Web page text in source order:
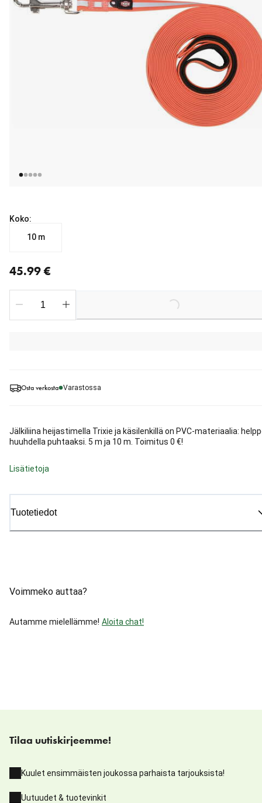
Osta verkosta Varastossa
Jälkiliina heijastimella Trixie ja käsilenkillä on PVC-materiaalia:
huuhdella puhtaaksi. 5 m ja 10 m. Toimitus 0 €!
Lisätietoja
Tuotetiedot
Voimmeko auttaa?
Autamme mielellämme! Aloita chat!
Koko:
10 m
45.99 €
Tilaa uutiskirjeemme!
Kuulet ensimmäisten joukossa parhaista tarjouksista!
Uutuudet & tuotevinkit